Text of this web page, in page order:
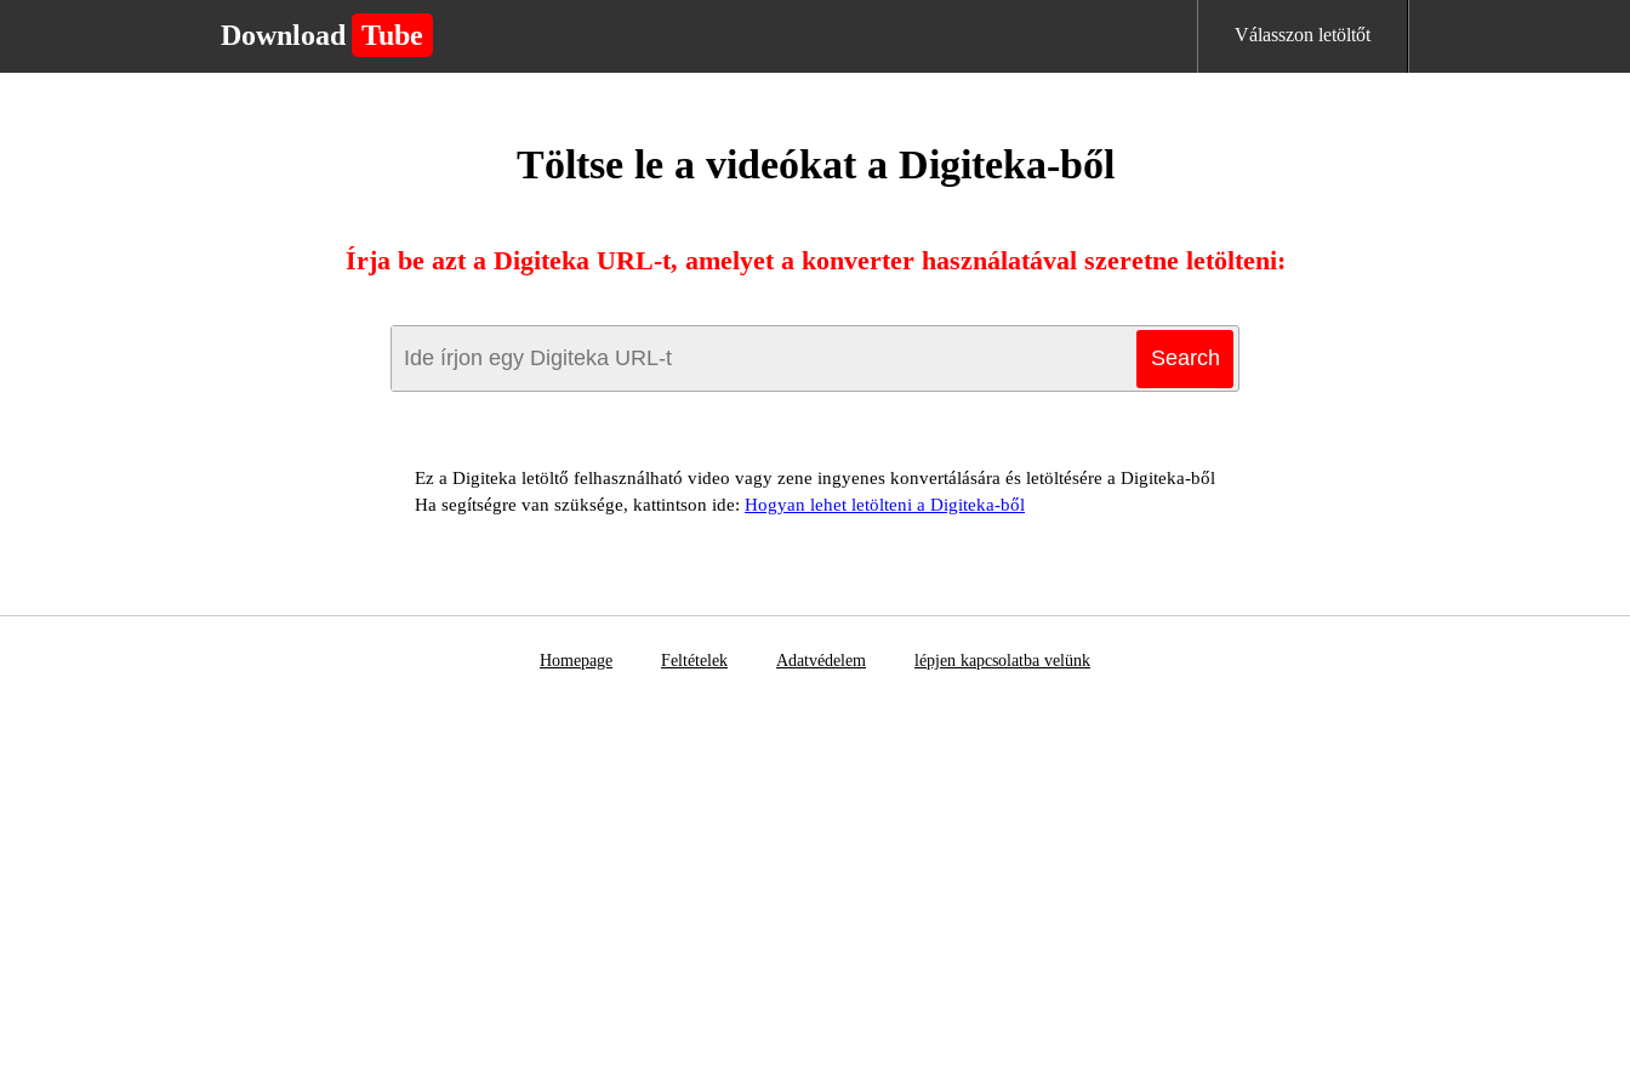
Download Tube Válasszon letöltőt
Töltse le a videókat a Digiteka-ből
Írja be azt a Digiteka URL-t, amelyet a konverter használatával szeretne letölteni:
Ez a Digiteka letöltő felhasználható video vagy zene ingyenes konvertálására és letöltésére a Digiteka-ből
Ha segítségre van szüksége, kattintson ide: Hogyan lehet letölteni a Digiteka-ből
Homepage Feltételek Adatvédelem lépjen kapcsolatba velünk